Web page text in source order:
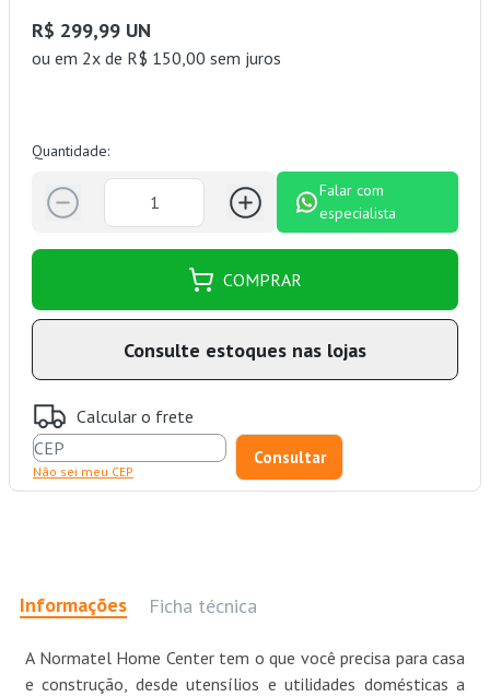
R$ 299,99 UN
ou em 2x de R$ 150,00 sem juros
Quantidade:
Falar com
especialista
COMPRAR
Consulte estoques nas lojas
Calcular o frete
Não sei meu CEP
Informações Ficha técnica
A Normatel Home Center tem o que você precisa para casa
e construção, desde utensílios e utilidades domésticas a